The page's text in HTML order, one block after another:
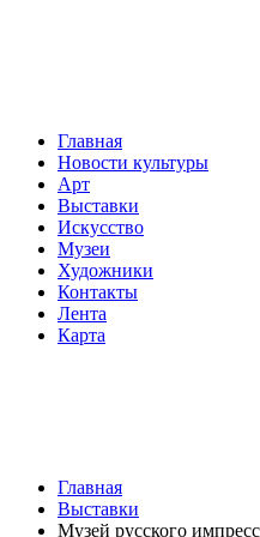
Главная
Новости культуры
Арт
Выставки
Искусство
Музеи
Художники
Контакты
Лента
Карта
Главная
Выставки
Музей русского